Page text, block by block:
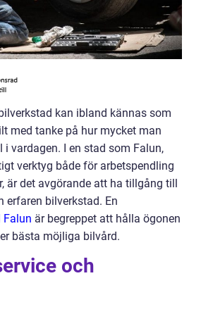
kan ibland kännas som
med tanke på hur mycket man
vardagen. I en stad som Falun,
verktyg både för arbetspendling
är det avgörande att ha tillgång till
erfaren bilverkstad. En
är begreppet att hålla ögonen
bästa möjliga bilvård.
och